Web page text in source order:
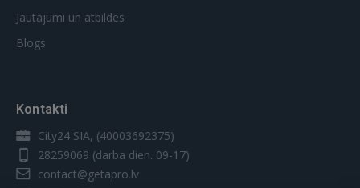
Jautājumi un atbildes
Blogs
Kontakti
City24 SIA, (40003692375)
28259069 (darba dien. 09-17)
contact@getapro.lv